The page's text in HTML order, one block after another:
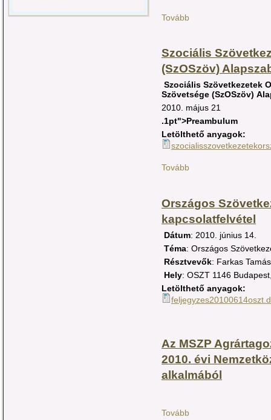
Tovább
Szociális
(SzOSzöv)
Szociális Szövetkezetek
Szövetsége (SzOSzöv)
2010. május 21
.1pt">Preambulum
Letölthető anyagok:
Tovább
Országos
kapcsolatfelvétel
Dátum: 2010. június 14.
Téma: Országos
Résztvevők: Farkas
Hely: OSZT 1146
Letölthető anyagok:
Az MSZP
2010. évi
alkalmából
Tovább